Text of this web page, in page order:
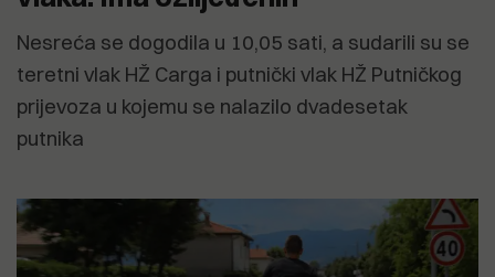
Nesreća se dogodila u 10,05 sati, a sudarili su se
teretni vlak HŽ Carga i putnički vlak HŽ Putničkog
prijevoza u kojemu se nalazilo dvadesetak
putnika